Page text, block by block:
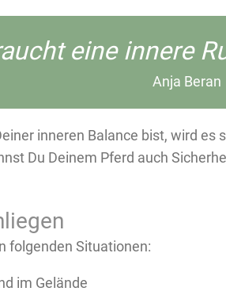
eine innere
Anja Beran
inneren Balance bist, wird
Du Deinem Pferd auch
folgenden Situationen:
im Gelände